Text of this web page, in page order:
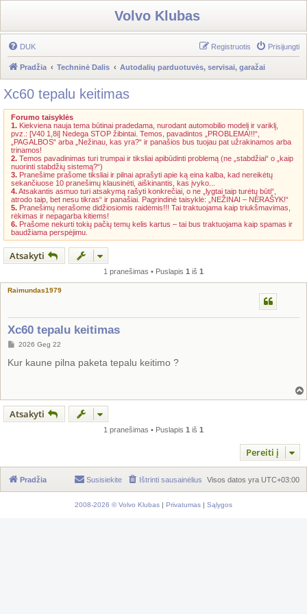
Volvo Klubas
DUK Prisijungti
Registruotis
Pradžia Techninė Dalis Autodalių parduotuvės, servisai, garažai
Xc60 tepalu keitimas
Forumo taisyklės
1. Kiekviena nauja tema būtinai pradedama, nurodant automobilio modelį ir variklį,
pvz.: [V40 1,8i] Nedega STOP žibintai. Temos, pavadintos „PROBLEMA!!!“,
„PAGALBOS“ arba „Nežinau, kas yra?“ ir panašios bus tuojau pat užrakinamos arba
trinamos!
2. Temos pavadinimas turi trumpai ir tiksliai apibūdinti problemą (ne „stabdžiai“ o „kaip
nuorinti stabdžių sistemą?“)
3. Pranešime prašome tiksliai ir pilnai aprašyti apie ką eina kalba, kad nereikėtų
sekančiuose 10 pranešimų klausinėti, aiškinantis, kas įvyko...
4.Atsakantis asmuo turi atsakymą rašyti konkrečiai, o ne „lygtai taip turėtų būti“,
atrodo taip, bet nesu tikras“ ir panašiai. Pagrindinė taisyklė: „NEŽINAI – NERAŠYK!“
5. Pranešimų nerašome didžiosiomis raidėmis!!! Tai traktuojama kaip triukšmavimas,
rėkimas ir nepagarba kitiems!
6. Prašome nekurti tokių pačių temų kelis kartus – tai bus traktuojama kaip spamas ir
baudžiama perspėjimu.
Atsakyti
1 pranešimas • Puslapis 1 iš 1
Raimundas1979
Xc60 tepalu keitimas
S
a
n
t
n
2026 Geg 22
Kur kaune pilna paketa tepalu keitimo ?
Atsakyti
1 pranešimas • Puslapis 1 iš 1
Pereiti į
Pradžia Visos datos yra UTC+03:00
Ištrinti sausainėlius
Susisiekite
2008-2026 © Volvo Klubas | Privatumas | Sąlygos